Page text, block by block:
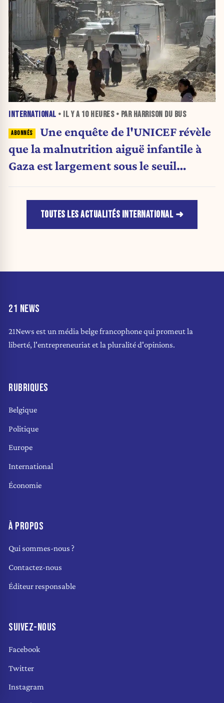
INTERNATIONAL • IL Y A 10 HEURES• PAR HARRISON DU BUS
Une enquête de l'UNICEF révèle
que la malnutrition aiguë infantile à
Gaza est largement sous le seuil
TOUTES LES ACTUALITÉS INTERNATIONAL
21 NEWS
21News est un média belge francophone qui promeut la
liberté, l'entrepreneuriat et la pluralité d'opinions.
RUBRIQUES
Belgique
Politique
Europe
International
Économie
À PROPOS
Qui sommes-nous ?
Contactez-nous
Éditeur responsable
SUIVEZ-NOUS
Facebook
Twitter
Instagram